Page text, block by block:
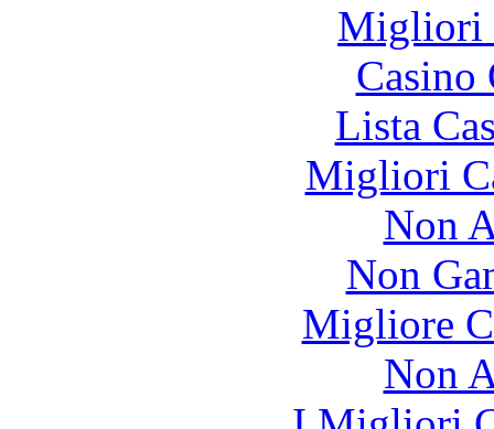
Migliori
Lista
Migliori
Non
Non
Migliore
Non